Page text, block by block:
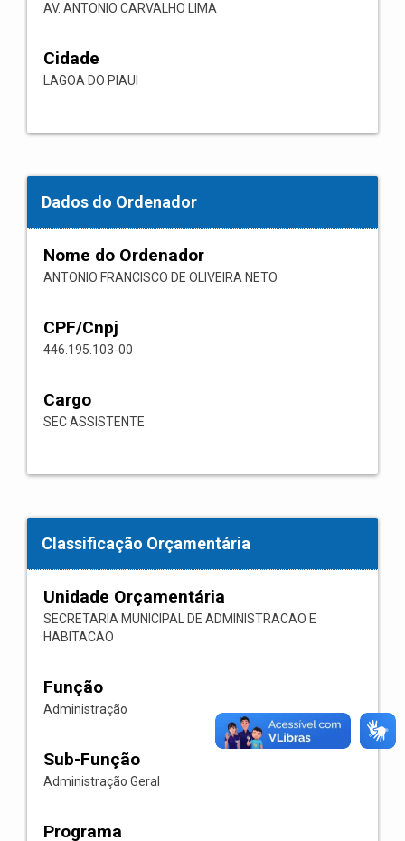
AV. ANTONIO CARVALHO LIMA
Cidade
LAGOA DO PIAUI
Dados do Ordenador
Nome do Ordenador
ANTONIO FRANCISCO DE OLIVEIRA NETO
CPF/Cnpj
446.195.103-00
Cargo
SEC ASSISTENTE
Classificação Orçamentária
Unidade Orçamentária
SECRETARIA MUNICIPAL DE ADMINISTRACAO E
HABITACAO
Função
Administração
Sub-Função
Administração Geral
Programa